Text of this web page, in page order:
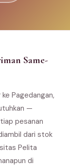
Same-
Pagedangan,
—
pesanan
dari stok
Pelita
di